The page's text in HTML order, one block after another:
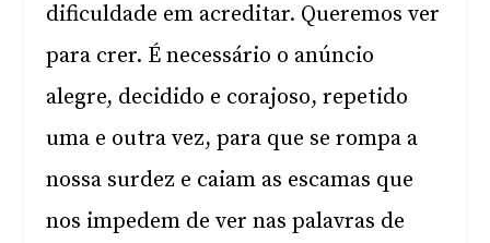
dificuldade em acreditar. Queremos ver
para crer. É necessário o anúncio
alegre, decidido e corajoso, repetido
uma e outra vez, para que se rompa a
nossa surdez e caiam as escamas que
nos impedem de ver nas palavras de